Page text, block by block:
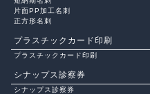
片面PP加工名刺
正方形名刺
プラスチックカード印刷
プラスチックカード印刷
シナップス診察券
シナップス診察券